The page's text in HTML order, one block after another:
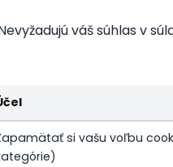
váš súhlas v
si vašu voľbu